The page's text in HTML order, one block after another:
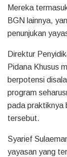
Mereka
BGN lainnya,
penunjukan
Direktur
Pidana Khusus
berpotensi
program
pada praktiknya
tersebut.
Syarief
yayasan yang